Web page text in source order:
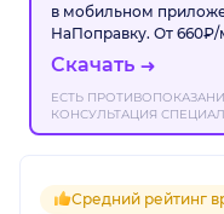
в мобильном
НаПоправку. От 660₽/
Скачать
ЕСТЬ
КОНСУЛЬТАЦИЯ
Средний рейтинг